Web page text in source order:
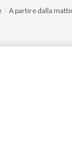
A partire dalla